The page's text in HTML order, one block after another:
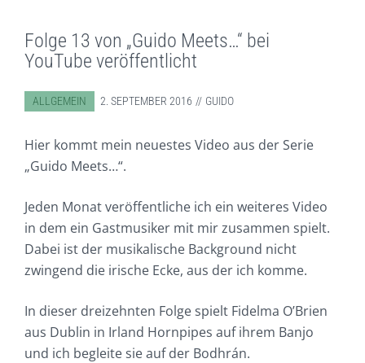
Folge 13 von „Guido Meets…“ bei
YouTube veröffentlicht
ABGELEGT IN:
ALLGEMEIN 2. SEPTEMBER 2016 GUIDO
Hier kommt mein neuestes Video aus der Serie
„Guido Meets…“.
Jeden Monat veröffentliche ich ein weiteres Video
in dem ein Gastmusiker mit mir zusammen spielt.
Dabei ist der musikalische Background nicht
zwingend die irische Ecke, aus der ich komme.
In dieser dreizehnten Folge spielt Fidelma O’Brien
aus Dublin in Irland Hornpipes auf ihrem Banjo
und ich begleite sie auf der Bodhrán.